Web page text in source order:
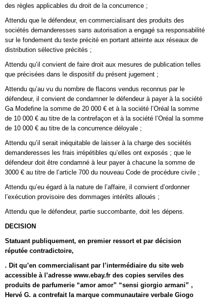
des règles applicables du droit de la concurrence ;
Attendu que le défendeur, en commercialisant des produits des
sociétés demanderesses sans autorisation a engagé sa responsabilité
sur le fondement du texte précité en portant atteinte aux réseaux de
distribution sélective précités ;
Attendu qu’il convient de faire droit aux mesures de publication telles
que précisées dans le dispositif du présent jugement ;
Attendu qu’au vu du nombre de flacons vendus reconnus par le
défendeur, il convient de condamner le défendeur à payer à la société
Ga Modefine la somme de 20 000 € et à la société l’Oréal la somme
de 10 000 € au titre de la contrefaçon et à la société l’Oréal la somme
de 10 000 € au titre de la concurrence déloyale ;
Attendu qu’il serait inéquitable de laisser à la charge des sociétés
demanderesses les frais irrépétibles qu’elles ont exposés ; que le
défendeur doit être condamné à leur payer à chacune la somme de
3000 € au titre de l’article 700 du nouveau Code de procédure civile ;
Attendu qu’eu égard à la nature de l’affaire, il convient d’ordonner
l’exécution provisoire des dommages intérêts alloués ;
Attendu que le défendeur, partie succombante, doit les dépens.
DECISION
Statuant publiquement, en premier ressort et par décision
réputée contradictoire,
. Dit qu’en commercialisant par l’intermédiaire du site web
accessible à l’adresse www.ebay.fr des copies serviles des
produits de parfumerie “amor amor” “sensi giorgio armani” ,
Hervé G. a contrefait la marque communautaire verbale Giogo